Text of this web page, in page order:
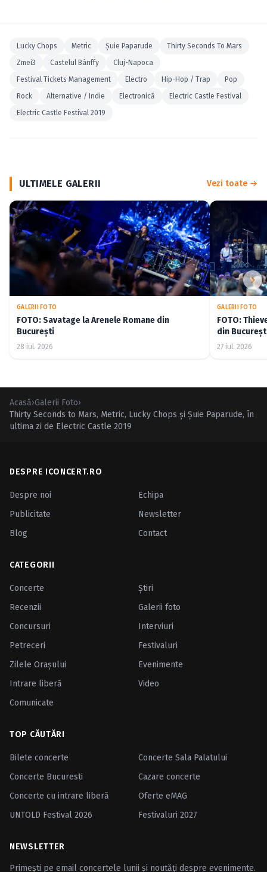
Lucky Chops Metric Şuie Paparude
Thirty Seconds To Mars
Zmei3
Castelul Bánffy
Cluj-Napoca
Festival Tickets Management
Electro Hip-Hop / Trap
Pop
Rock
Alternative / Indie Electronică
Electric Castle Festival
Electric Castle Festival 2019
ULTIMELE GALERII Vezi toate →
GALERII FOTO
FOTO: Savatage la Arenele Romane din
București
28 iul. 2026
GALERII FOTO
FOTO:
din
27 iul. 2026
Acasă›Galerii Foto›
Thirty Seconds to Mars, Metric, Lucky Chops şi Şuie Paparude, în
ultima zi de Electric Castle 2019
DESPRE ICONCERT.RO
Despre noi
Echipa
Publicitate
Newsletter
Blog
Contact
CATEGORII
Concerte
Ştiri
Recenzii
Galerii foto
Concursuri
Interviuri
Petreceri
Festivaluri
Zilele Oraşului
Evenimente
Intrare liberă
Video
Comunicate
TOP CĂUTĂRI
Bilete concerte
Concerte Sala Palatului
Concerte Bucuresti
Cazare concerte
Concerte cu intrare liberă
Oferte eMAG
UNTOLD Festival 2026
Festivaluri 2027
NEWSLETTER
Primești pe email concertele lunii și noutăți despre evenimente.